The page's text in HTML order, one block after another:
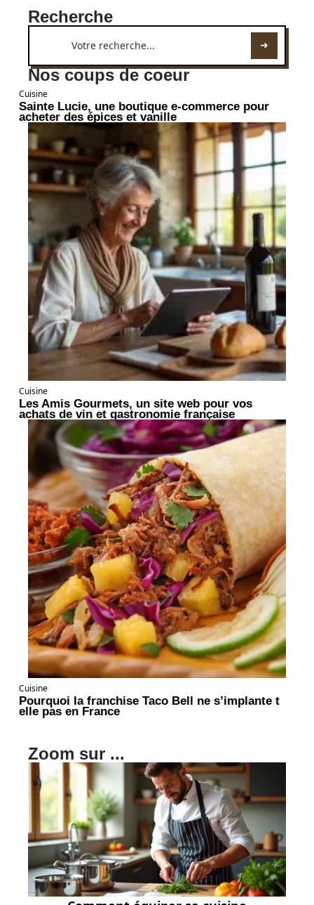
Recherche
Nos coups de coeur
Cuisine
Sainte Lucie, une boutique e-commerce pour
acheter des épices et vanille
Cuisine
Les Amis Gourmets, un site web pour vos
achats de vin et gastronomie française
Cuisine
Pourquoi la franchise Taco Bell ne s’implante t
elle pas en France
Zoom sur ...